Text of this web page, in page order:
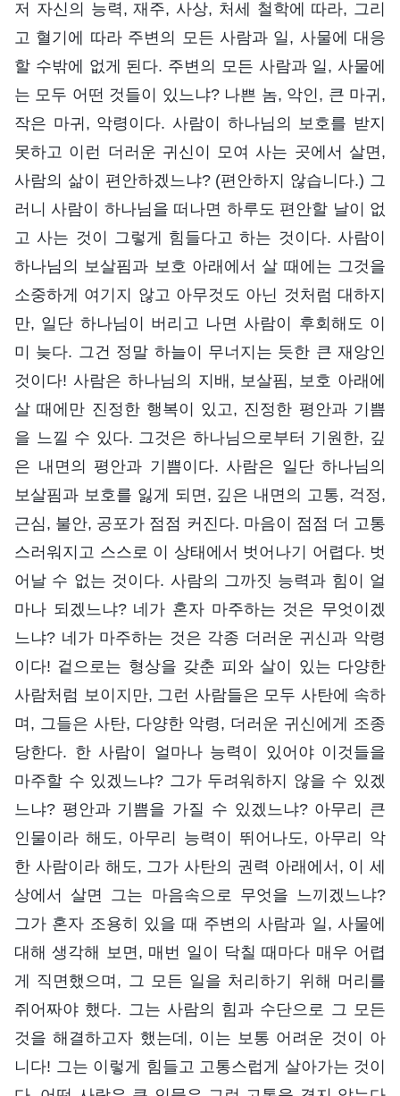
저 자신의 능력, 재주, 사상, 처세 철학에 따라, 그리
고 혈기에 따라 주변의 모든 사람과 일, 사물에 대응
할 수밖에 없게 된다. 주변의 모든 사람과 일, 사물에
는 모두 어떤 것들이 있느냐? 나쁜 놈, 악인, 큰 마귀,
작은 마귀, 악령이다. 사람이 하나님의 보호를 받지
못하고 이런 더러운 귀신이 모여 사는 곳에서 살면,
사람의 삶이 편안하겠느냐? (편안하지 않습니다.) 그
러니 사람이 하나님을 떠나면 하루도 편안할 날이 없
고 사는 것이 그렇게 힘들다고 하는 것이다. 사람이
하나님의 보살핌과 보호 아래에서 살 때에는 그것을
소중하게 여기지 않고 아무것도 아닌 것처럼 대하지
만, 일단 하나님이 버리고 나면 사람이 후회해도 이
미 늦다. 그건 정말 하늘이 무너지는 듯한 큰 재앙인
것이다! 사람은 하나님의 지배, 보살핌, 보호 아래에
살 때에만 진정한 행복이 있고, 진정한 평안과 기쁨
을 느낄 수 있다. 그것은 하나님으로부터 기원한, 깊
은 내면의 평안과 기쁨이다. 사람은 일단 하나님의
보살핌과 보호를 잃게 되면, 깊은 내면의 고통, 걱정,
근심, 불안, 공포가 점점 커진다. 마음이 점점 더 고통
스러워지고 스스로 이 상태에서 벗어나기 어렵다. 벗
어날 수 없는 것이다. 사람의 그까짓 능력과 힘이 얼
마나 되겠느냐? 네가 혼자 마주하는 것은 무엇이겠
느냐? 네가 마주하는 것은 각종 더러운 귀신과 악령
이다! 겉으로는 형상을 갖춘 피와 살이 있는 다양한
사람처럼 보이지만, 그런 사람들은 모두 사탄에 속하
며, 그들은 사탄, 다양한 악령, 더러운 귀신에게 조종
당한다. 한 사람이 얼마나 능력이 있어야 이것들을
마주할 수 있겠느냐? 그가 두려워하지 않을 수 있겠
느냐? 평안과 기쁨을 가질 수 있겠느냐? 아무리 큰
인물이라 해도, 아무리 능력이 뛰어나도, 아무리 악
한 사람이라 해도, 그가 사탄의 권력 아래에서, 이 세
상에서 살면 그는 마음속으로 무엇을 느끼겠느냐?
그가 혼자 조용히 있을 때 주변의 사람과 일, 사물에
대해 생각해 보면, 매번 일이 닥칠 때마다 매우 어렵
게 직면했으며, 그 모든 일을 처리하기 위해 머리를
쥐어짜야 했다. 그는 사람의 힘과 수단으로 그 모든
것을 해결하고자 했는데, 이는 보통 어려운 것이 아
니다! 그는 이렇게 힘들고 고통스럽게 살아가는 것이